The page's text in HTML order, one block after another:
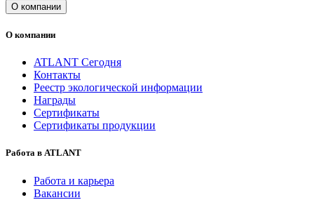
О компании
О компании
ATLANT Сегодня
Контакты
Реестр экологической информации
Награды
Сертификаты
Сертификаты продукции
Работа в ATLANT
Работа и карьера
Вакансии